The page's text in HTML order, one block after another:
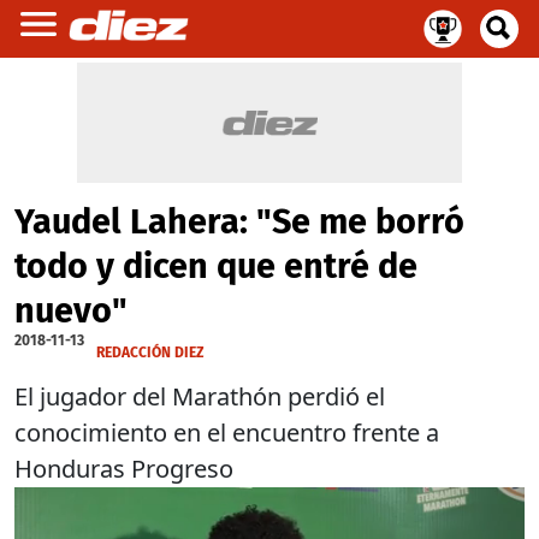
Yaudel Lahera: "Se me borró
todo y dicen que entré de
nuevo"
2018-11-13
REDACCIÓN DIEZ
El jugador del Marathón perdió el
conocimiento en el encuentro frente a
Honduras Progreso